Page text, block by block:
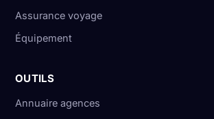
Assurance voyage
Équipement
OUTILS
Annuaire agences